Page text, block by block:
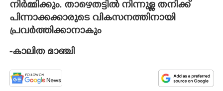
നിർമ്മിക്കും. താഴെതട്ടിൽ നിന്നുള്ള തനിക്ക്
പിന്നാക്കക്കാരുടെ വികസനത്തിനായി
പ്രവർത്തിക്കാനാകും
-കാലിത മാഞ്ചി